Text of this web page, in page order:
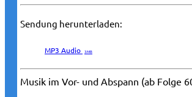
Sendung herunterladen:
MP3 Audio 3 MB
Musik im Vor- und Abspann (ab Folge